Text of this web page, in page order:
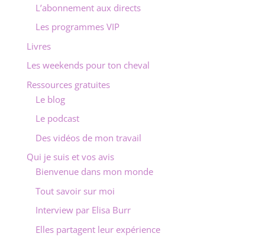
L’abonnement aux directs
Les programmes VIP
Livres
Les weekends pour ton cheval
Ressources gratuites
Le blog
Le podcast
Des vidéos de mon travail
Qui je suis et vos avis
Bienvenue dans mon monde
Tout savoir sur moi
Interview par Elisa Burr
Elles partagent leur expérience